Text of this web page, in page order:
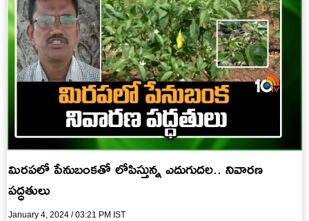
మిరపలో పేనుబంకతో లోపిస్తున్న ఎదుగుదల.. నివారణ
పద్ధతులు
January 4, 2024 / 03:21 PM IST